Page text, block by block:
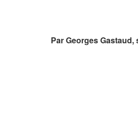
Par Georges